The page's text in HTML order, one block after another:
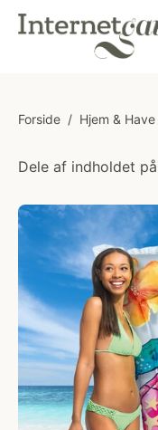
Forside / Hjem &
Dele af indholdet